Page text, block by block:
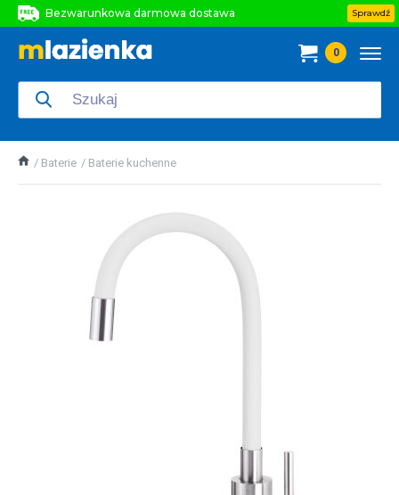
Bezwarunkowa darmowa dostawa
Bezwarunkowa darmowa dostawa
Sprawdź
0
Baterie Baterie kuchenne